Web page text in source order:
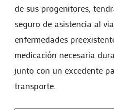
de sus progenitores,
seguro de asistencia al
enfermedades
medicación necesaria
junto con un excedente
transporte.